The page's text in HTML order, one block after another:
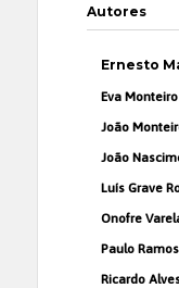
Autores
Ernesto
Eva Monteiro
João
João
Luís Grave
Onofre
Paulo Ramos
Ricardo